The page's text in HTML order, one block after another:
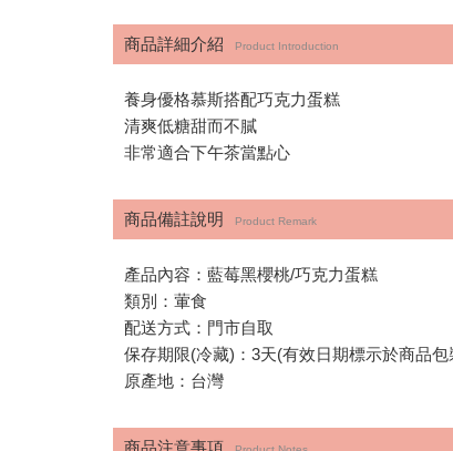
商品詳細介紹 Product Introduction
養身優格慕斯搭配巧克力蛋糕
清爽低糖甜而不膩
非常適合下午茶當點心
商品備註說明 Product Remark
產品內容：藍莓黑櫻桃/巧克力蛋糕
類別：葷食
配送方式：門市自取
保存期限(冷藏)：3天(有效日期標示於商品包
原產地：台灣
商品注意事項